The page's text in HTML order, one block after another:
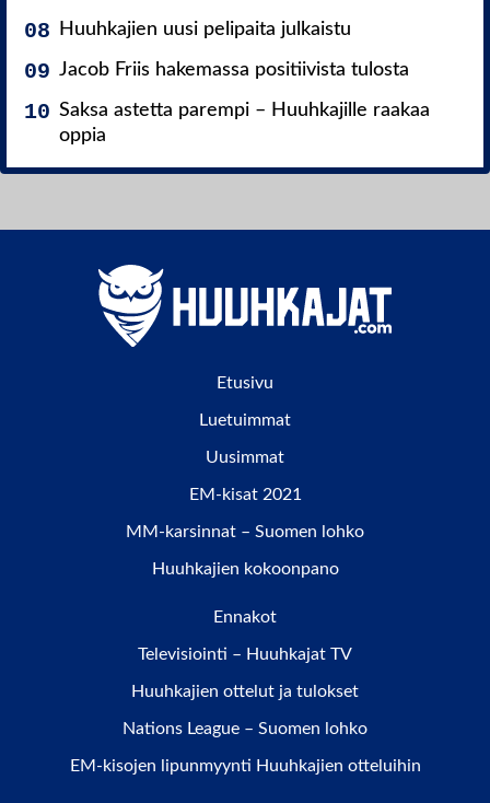
Huuhkajien uusi pelipaita julkaistu
Jacob Friis hakemassa positiivista tulosta
Saksa astetta parempi – Huuhkajille raakaa
oppia
Etusivu
Luetuimmat
Uusimmat
EM-kisat 2021
MM-karsinnat – Suomen lohko
Huuhkajien kokoonpano
Ennakot
Televisiointi – Huuhkajat TV
Huuhkajien ottelut ja tulokset
Nations League – Suomen lohko
EM-kisojen lipunmyynti Huuhkajien otteluihin